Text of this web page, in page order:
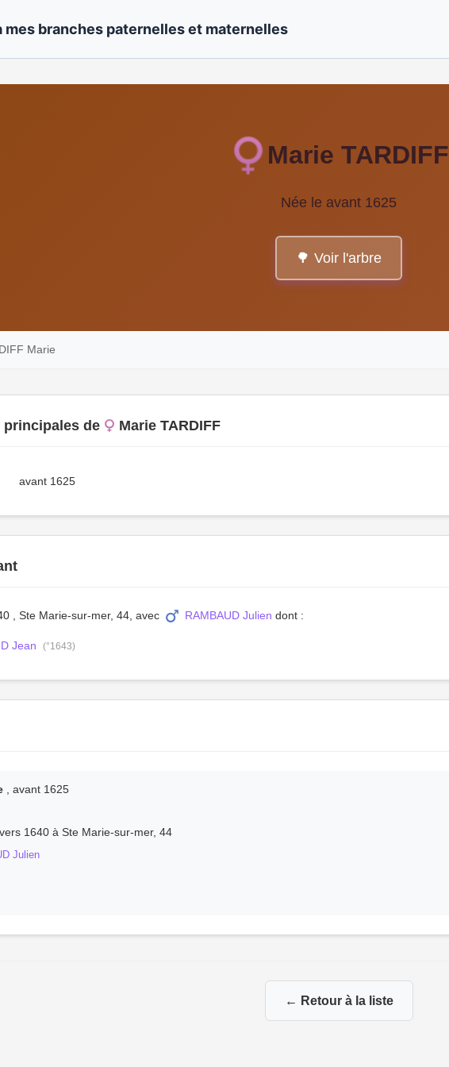
mes branches paternelles et maternelles
Marie TARDIFF
Née le avant 1625
🌳 Voir l'arbre
Marie
principales de Marie TARDIFF
avant 1625
, Ste Marie-sur-mer, 44, avec RAMBAUD Julien dont :
Jean (°1643)
, avant 1625
vers 1640 à Ste Marie-sur-mer, 44
Julien
← Retour à la liste